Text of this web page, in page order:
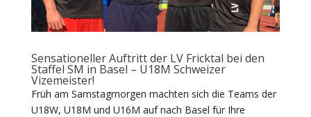
Sensationeller Auftritt der LV Fricktal bei den
Staffel SM in Basel – U18M Schweizer
Vizemeister!
Früh am Samstagmorgen machten sich die Teams der
U18W, U18M und U16M auf nach Basel für Ihre